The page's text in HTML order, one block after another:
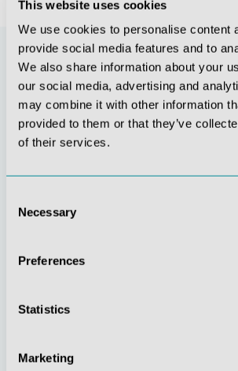
This website uses cookies
We use cookies to personalise content
provide social media features and to
We also share information about your
our social media, advertising and
may combine it with other information
provided to them or that they’ve
of their services.
Selection
Necessary
Preferences
Statistics
Marketing
Stetige
Gelebte